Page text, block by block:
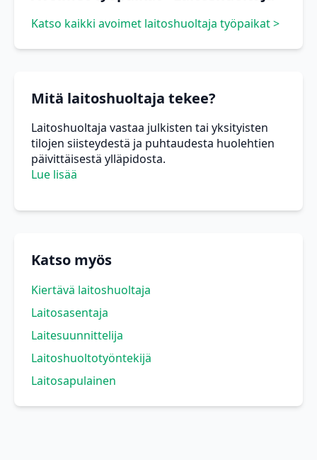
Katso kaikki avoimet laitoshuoltaja työpaikat >
Mitä laitoshuoltaja tekee?
Laitoshuoltaja vastaa julkisten tai yksityisten
tilojen siisteydestä ja puhtaudesta huolehtien
päivittäisestä ylläpidosta.
Lue lisää
Katso myös
Kiertävä laitoshuoltaja
Laitosasentaja
Laitesuunnittelija
Laitoshuoltotyöntekijä
Laitosapulainen